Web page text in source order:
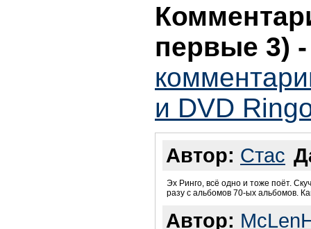
первые 3)
и DVD
Автор: Стас
Эх Ринго, всё одно и тоже поёт.
разу с альбомов 70-ых альбомов.
Автор: